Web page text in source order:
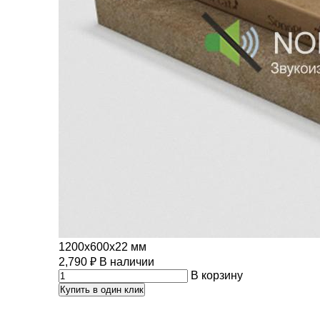
1200х600х22 мм
2,790 ₽ В наличии
В корзину
Купить в один клик